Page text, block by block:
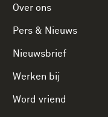
Over ons
Pers & Nieuws
Nieuwsbrief
Werken bij
Word vriend